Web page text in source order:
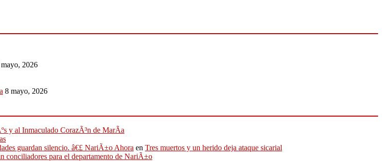
2026
8 mayo, 2026
y al Inmaculado CorazÃ³n de MarÃ­a
guardan silencio. â€£ NariÃ±o Ahora en Tres muertos y un herido deja ataque sicarial
conciliadores para el departamento de NariÃ±o